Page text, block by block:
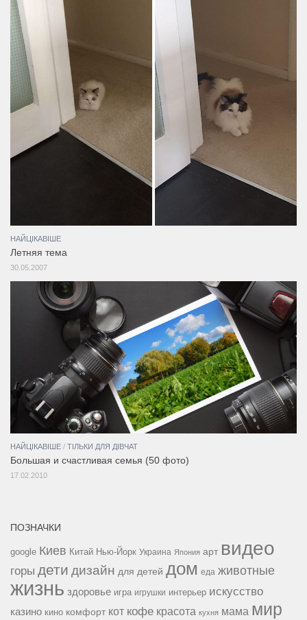
НАЙЦІКАВІШЕ
Летняя тема
30.05.2007
НАЙЦІКАВІШЕ / ТІЛЬКИ ДЛЯ ДІВЧАТ
Большая и счастливая семья (50 фото)
17.02.2010
ПОЗНАЧКИ
google Киев Китай Нью-Йорк Украина Япония арт видео
горы дети дизайн для детей дом еда животные
жизнь здоровье игра игрушки интерьер искусство
казино кино комфорт кот кофе красота кухня мама мир